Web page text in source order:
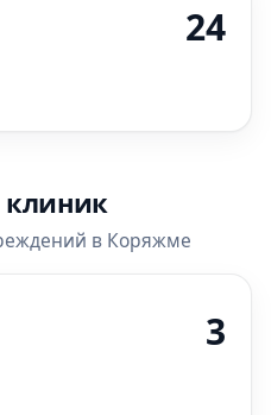
24
клиник
в Коряжме
3